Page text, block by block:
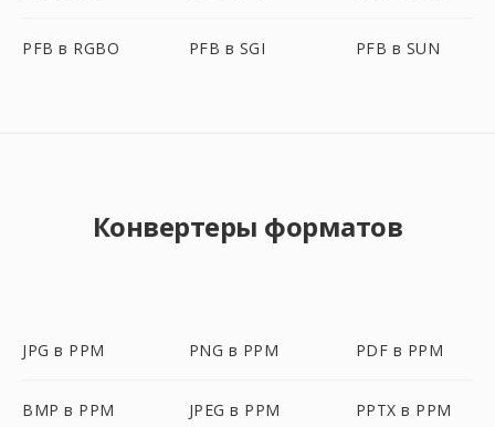
PFB в RGBO PFB в SGI PFB в SUN
Конвертеры форматов
JPG в PPM PNG в PPM PDF в PPM
BMP в PPM JPEG в PPM PPTX в PPM